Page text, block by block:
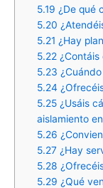
5.19 ¿De qué
5.20
5.21 ¿Hay
5.22¿Contáis
5.23
5.24
5.25¿Usáis
aislamiento
5.26
5.27¿Hay
5.28
5.29 ¿Qué